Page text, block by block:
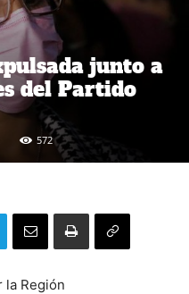
junto a
del Partido
572
la Región